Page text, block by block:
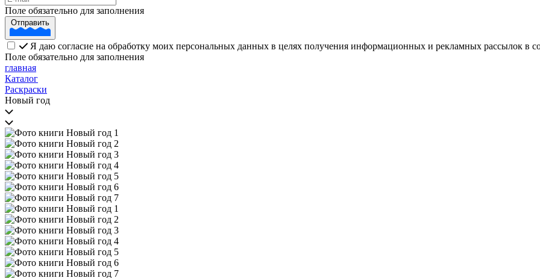
Поле обязательно для заполнения
Отправить
Я даю согласие на обработку моих персональных данных в целях получения информационных и рекламных рассылок в
Поле обязательно для заполнения
главная
Каталог
Раскраски
Новый год